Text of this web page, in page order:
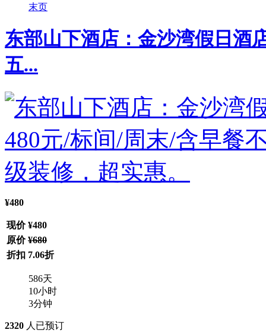
末页
东部山下酒店：金沙湾假日酒
五...
¥480
现价 ¥480
原价 ¥680
折扣 7.06折
586天
10小时
3分钟
2320 人已预订